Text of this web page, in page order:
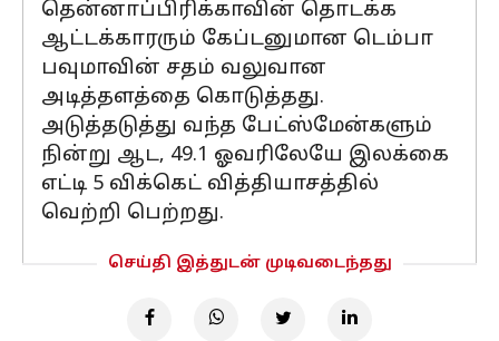
தென்னாப்பிரிக்காவின் தொடக்க
ஆட்டக்காரரும் கேப்டனுமான டெம்பா
பவுமாவின் சதம் வலுவான
அடித்தளத்தை கொடுத்தது.
அடுத்தடுத்து வந்த பேட்ஸ்மேன்களும்
நின்று ஆட, 49.1 ஓவரிலேயே இலக்கை
எட்டி 5 விக்கெட் வித்தியாசத்தில்
வெற்றி பெற்றது.
செய்தி இத்துடன் முடிவடைந்தது